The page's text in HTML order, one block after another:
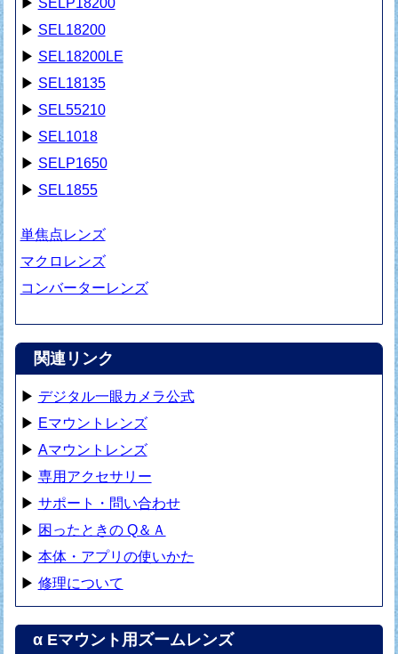
▶ SEL18200
▶ SEL18200LE
▶ SEL18135
▶ SEL55210
▶ SEL1018
▶ SELP1650
▶ SEL1855
単焦点レンズ
マクロレンズ
コンバーターレンズ
関連リンク
▶ デジタル一眼カメラ公式
▶ Eマウントレンズ
▶ Aマウントレンズ
▶ 専用アクセサリー
▶ サポート・問い合わせ
▶ 困ったときの Q＆Ａ
▶ 本体・アプリの使いかた
▶ 修理について
α Eマウント用ズームレンズ